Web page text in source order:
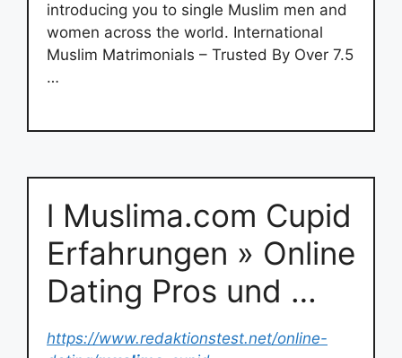
introducing you to single Muslim men and
women across the world. International
Muslim Matrimonials – Trusted By Over 7.5
…
l Muslima.com Cupid
Erfahrungen » Online
Dating Pros und …
https://www.redaktionstest.net/online-